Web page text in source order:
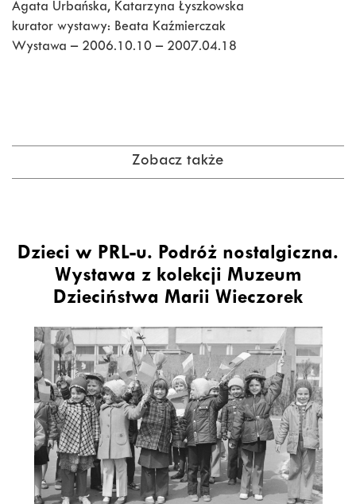
Agata Urbańska, Katarzyna Łyszkowska
kurator wystawy: Beata Kaźmierczak
Wystawa – 2006.10.10 – 2007.04.18
Zobacz także
Dzieci w PRL-u. Podróż nostalgiczna.
Wystawa z kolekcji Muzeum
Dzieciństwa Marii Wieczorek